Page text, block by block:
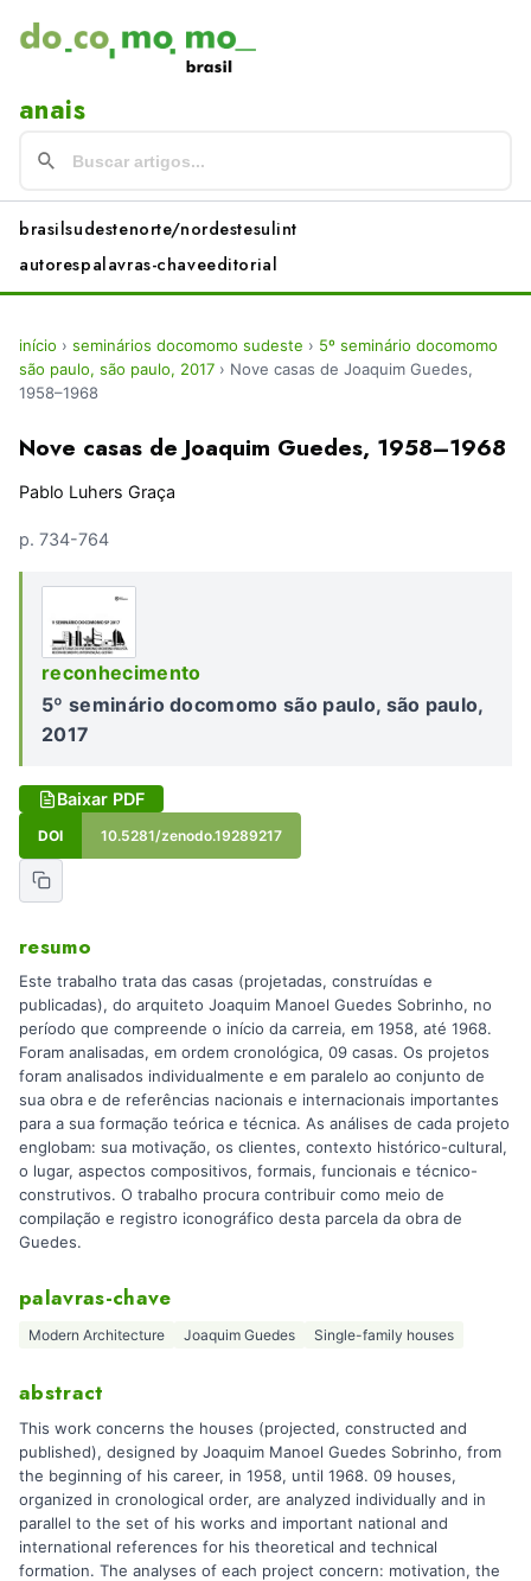
anais
brasilsudestenorte/nordestesulint
autorespalavras-chaveeditorial
início › seminários docomomo sudeste › 5º seminário docomomo
são paulo, são paulo, 2017 › Nove casas de Joaquim Guedes,
1958–1968
Nove casas de Joaquim Guedes, 1958–1968
Pablo Luhers Graça
p. 734-764
reconhecimento
5º seminário docomomo são paulo, são paulo,
2017
Baixar PDF
DOI 10.5281/zenodo.19289217
resumo
Este trabalho trata das casas (projetadas, construídas e
publicadas), do arquiteto Joaquim Manoel Guedes Sobrinho, no
período que compreende o início da carreia, em 1958, até 1968.
Foram analisadas, em ordem cronológica, 09 casas. Os projetos
foram analisados individualmente e em paralelo ao conjunto de
sua obra e de referências nacionais e internacionais importantes
para a sua formação teórica e técnica. As análises de cada projeto
englobam: sua motivação, os clientes, contexto histórico-cultural,
o lugar, aspectos compositivos, formais, funcionais e técnico-
construtivos. O trabalho procura contribuir como meio de
compilação e registro iconográfico desta parcela da obra de
Guedes.
palavras-chave
Modern Architecture Joaquim Guedes Single-family houses
abstract
This work concerns the houses (projected, constructed and
published), designed by Joaquim Manoel Guedes Sobrinho, from
the beginning of his career, in 1958, until 1968. 09 houses,
organized in cronological order, are analyzed individually and in
parallel to the set of his works and important national and
international references for his theoretical and technical
formation. The analyses of each project concern: motivation, the